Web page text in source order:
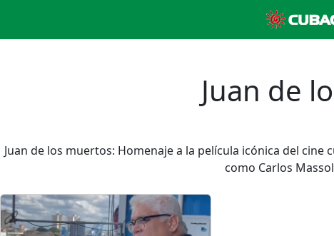
Juan de
Juan de los muertos: Homenaje a la película icónica del
como Carlos